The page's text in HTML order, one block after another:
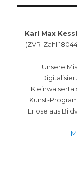
Karl Max
(ZVR-Zahl
Unsere
Kunst-
Erlöse aus